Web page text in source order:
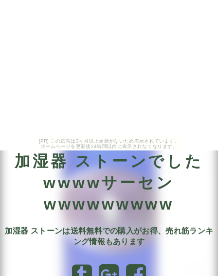
[PR] この広告は3ヶ月以上更新がないため表示されています。
ホームページを更新後24時間以内に表示されなくなります。
加湿器 ストーンでした
wwwwサーセン
wwwwwwwww
加湿器 ストーンは送料無料での購入がお得、売れ筋ランキ
ング情報もあります